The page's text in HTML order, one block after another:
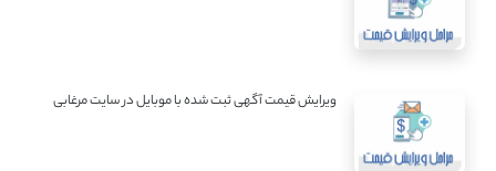
ویرایش قیمت آگهی ثبت شده با موبایل در سایت مرغابی